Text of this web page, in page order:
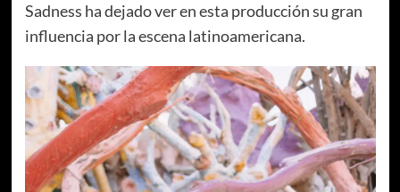
Sadness ha dejado ver en esta producción su gran
influencia por la escena latinoamericana.